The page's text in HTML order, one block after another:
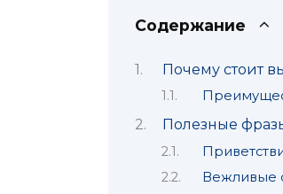
Содержание
Почему стоит
Полезные
Вежливые